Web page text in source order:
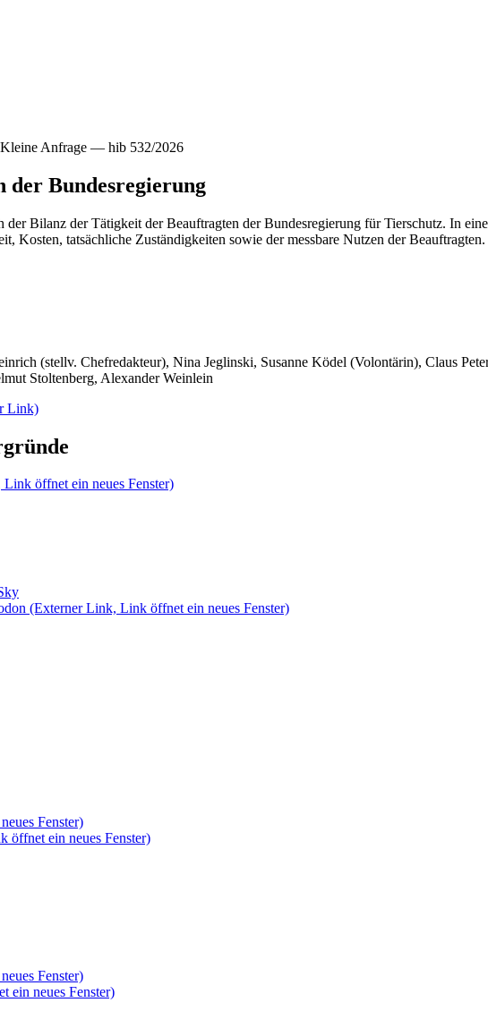
Anfrage — hib 532/2026
der Bundesregierung
Bilanz der Tätigkeit der Beauftragten der Bundesregierung für Tierschutz. In
Kosten, tatsächliche Zuständigkeiten sowie der messbare Nutzen der Beauftragten.
(stellv. Chefredakteur), Nina Jeglinski, Susanne Ködel (Volontärin), Claus
Stoltenberg, Alexander Weinlein
Link)
öffnet ein neues Fenster)
(Externer Link, Link öffnet ein neues Fenster)
Fenster)
öffnet ein neues Fenster)
Fenster)
ein neues Fenster)